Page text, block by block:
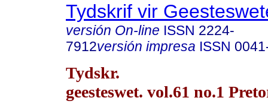
Tydskrif vir
versión On-line ISSN 2224-
7912versión impresa ISSN
Tydskr.
geesteswet. vol.61 no.1